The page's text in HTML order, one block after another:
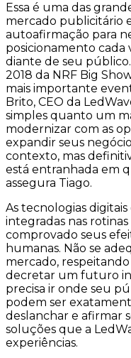
Essa é uma das
mercado publicitário
autoafirmação para
posicionamento
diante de seu
2018 da NRF Big
mais importante
Brito, CEO da
simples quanto um
modernizar com as
expandir seus
contexto, mas
está entranhada em
assegura Tiago.
As tecnologias
integradas nas
comprovado seus
humanas. Não se
mercado,
decretar um futuro
precisa ir onde seu
podem ser
deslanchar e afirmar
soluções que a
experiências.